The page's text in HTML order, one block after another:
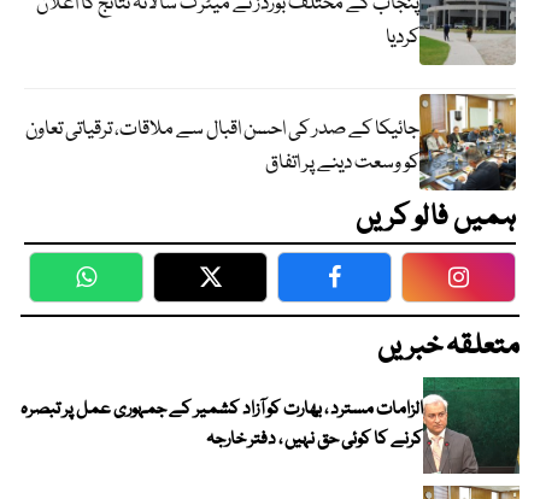
کردیا
جائیکا کے صدر کی احسن اقبال سے ملاقات، ترقیاتی تعاون
کو وسعت دینے پر اتفاق
ہمیں فالو کریں
WhatsApp Twitter Facebook
متعلقہ خبریں
الزامات مسترد ، بھارت کو آزاد کشمیر کے جمہوری عمل پر تبصرہ
کرنے کا کوئی حق نہیں ، دفتر خارجہ